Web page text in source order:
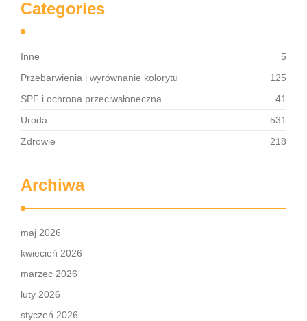
Categories
Inne
5
Przebarwienia i wyrównanie kolorytu
125
SPF i ochrona przeciwsłoneczna
41
Uroda
531
Zdrowie
218
Archiwa
maj 2026
kwiecień 2026
marzec 2026
luty 2026
styczeń 2026